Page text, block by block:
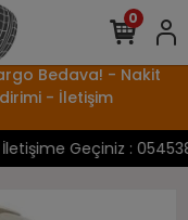
Bedava! - Nakit
- İletişim
Geçiniz :
0